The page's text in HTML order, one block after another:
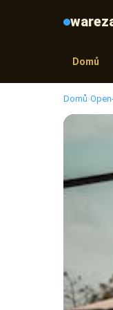
Domů
Domů›